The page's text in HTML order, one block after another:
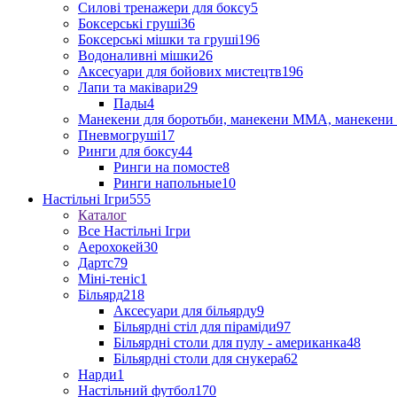
Силові тренажери для боксу5
Боксерські груші36
Боксерські мішки та груші196
Водоналивні мішки26
Аксесуари для бойових мистецтв196
Лапи та маківари29
Пады4
Манекени для боротьби, манекени ММА, манекени
Пневмогруші17
Ринги для боксу44
Ринги на помосте8
Ринги напольные10
Настільні Ігри555
Каталог
Все Настільні Ігри
Аерохокей30
Дартс79
Міні-теніс1
Більярд218
Аксесуари для більярду9
Більярдні стіл для піраміди97
Більярдні столи для пулу - американка48
Більярдні столи для снукера62
Нарди1
Настільний футбол170